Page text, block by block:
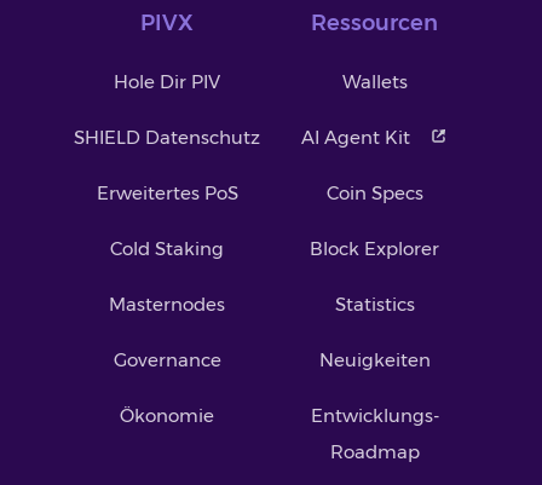
PIVX
Hole Dir PIV
SHIELD Datenschutz
Erweitertes PoS
Cold Staking
Masternodes
Governance
Ökonomie
Ressourcen
Wallets
AI Agent Kit
Coin Specs
Block Explorer
Statistics
Neuigkeiten
Entwicklungs-
Roadmap